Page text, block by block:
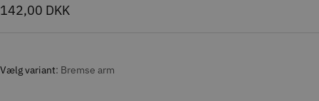
Tilbudspris
142,00 DKK
Vælg variant Bremse arm